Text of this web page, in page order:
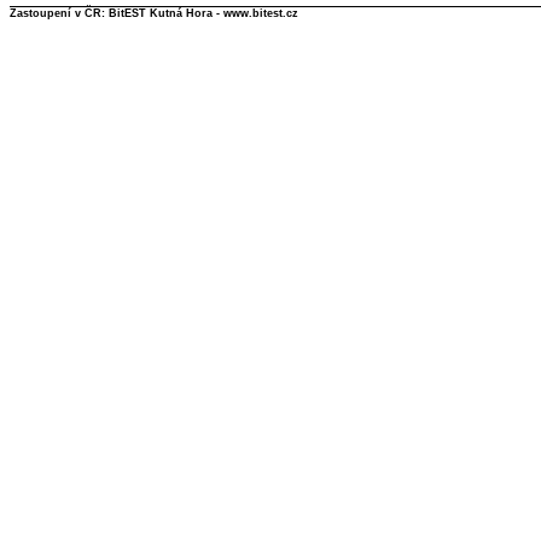
Zastoupení v ČR: BitEST Kutná Hora - www.bitest.cz